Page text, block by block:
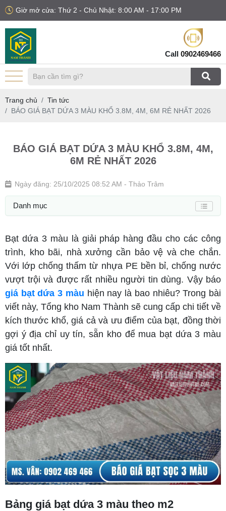
Giờ mở cửa: Thứ 2 - Chủ Nhật: 8:00 AM - 17:00 PM
Call 0902469466
Trang chủ
Tin tức
BÁO GIÁ BẠT DỨA 3 MÀU KHỔ 3.8M, 4M, 6M RẺ NHẤT 2026
BÁO GIÁ BẠT DỨA 3 MÀU KHỔ 3.8M, 4M,
6M RẺ NHẤT 2026
Ngày đăng: 25/10/2025 08:52 AM - Thảo Trâm
Danh mục
Bạt dứa 3 màu là giải pháp hàng đầu cho các công
trình, kho bãi, nhà xưởng cần bảo vệ và che chắn.
Với lớp chống thấm từ nhựa PE bền bỉ, chống nước
vượt trội và được rất nhiều người tin dùng. Vậy báo
giá bạt dứa 3 màu hiện nay là bao nhiêu? Trong bài
viết này, Tổng kho Nam Thành sẽ cung cấp chi tiết về
kích thước khổ, giá cả và ưu điểm của bạt, đồng thời
gợi ý địa chỉ uy tín, sẵn kho để mua bạt dứa 3 màu
giá tốt nhất.
Bảng giá bạt dứa 3 màu theo m2